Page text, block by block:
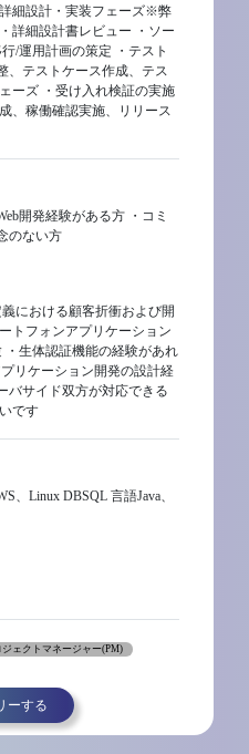
細設計・実装フェーズ※弊
詳細設計書レビュー ・ソー
/運用計画の策定 ・テスト
、テストケース作成、テス
ーズ ・受け入れ検証の実施
、稼働確認実施、リリース
開発経験がある方 ・コミ
のない方
における顧客折衝および開
トフォンアプリケーション
・生体認証機能の経験があれ
リケーション開発の設計経
バサイド双方が対応できる
です
、Linux DBSQL 言語Java、
ジェクトマネージャー(PM)
ーする